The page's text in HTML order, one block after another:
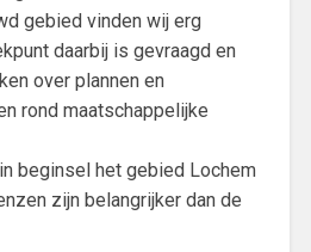
gebied vinden wij erg
daarbij is gevraagd en
over plannen en
rond maatschappelijke
beginsel het gebied Lochem
zijn belangrijker dan de